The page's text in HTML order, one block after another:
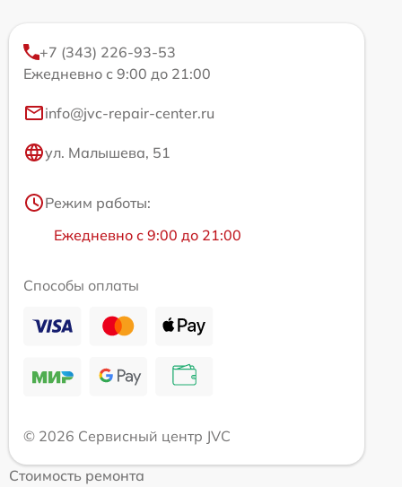
+7 (343) 226-93-53
Ежедневно с 9:00 до 21:00
info@jvc-repair-center.ru
ул. Малышева, 51
Режим работы:
Ежедневно с 9:00 до 21:00
Способы оплаты
© 2026 Сервисный центр JVC
Стоимость ремонта